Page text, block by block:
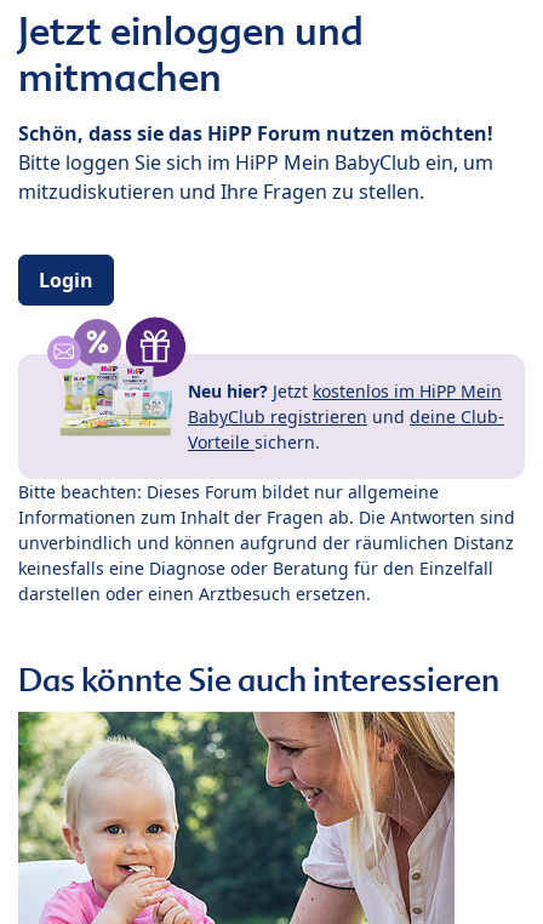
Jetzt einloggen und
mitmachen
Schön, dass sie das HiPP Forum nutzen möchten!
Bitte loggen Sie sich im HiPP Mein BabyClub ein, um
mitzudiskutieren und Ihre Fragen zu stellen.
Login
Neu hier? Jetzt kostenlos im HiPP Mein
BabyClub registrieren und deine Club-
Vorteile sichern.
Bitte beachten: Dieses Forum bildet nur allgemeine
Informationen zum Inhalt der Fragen ab. Die Antworten sind
unverbindlich und können aufgrund der räumlichen Distanz
keinesfalls eine Diagnose oder Beratung für den Einzelfall
darstellen oder einen Arztbesuch ersetzen.
Das könnte Sie auch interessieren